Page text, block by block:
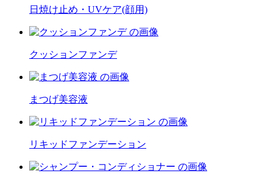
日焼け止め・UVケア(顔用)
クッションファンデ
まつげ美容液
リキッドファンデーション